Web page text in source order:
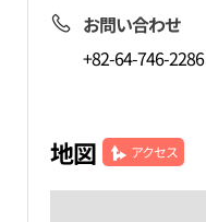
お問い合わせ
+82-64-746-2286
地図 アクセス